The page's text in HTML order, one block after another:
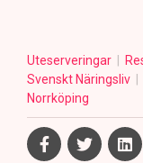
Uteserveringar
Svenskt Näringsliv
Norrköping